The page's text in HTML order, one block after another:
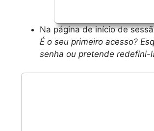
Na página de início de
É o seu primeiro acesso?
senha ou pretende redefini-